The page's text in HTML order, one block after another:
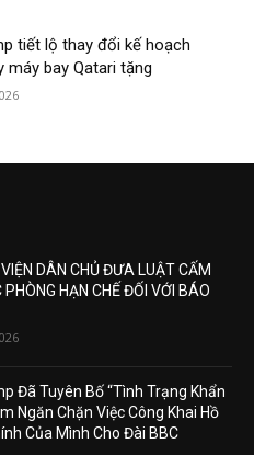
tiết lộ thay đổi kế hoạch
máy bay Qatari tặng
DÂN CHỦ ĐƯA LUẬT CẤM
PHÒNG HẠN CHẾ ĐỐI VỚI BÁO
Đã Tuyên Bố “Tình Trạng Khẩn
Ngăn Chặn Việc Công Khai Hồ
Của Mình Cho Đài BBC